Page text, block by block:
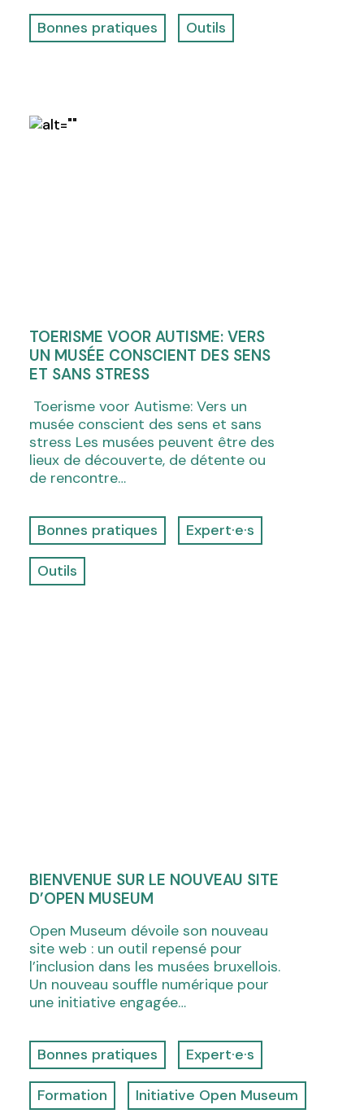
Bonnes pratiques Outils
TOERISME VOOR AUTISME: VERS
UN MUSÉE CONSCIENT DES SENS
ET SANS STRESS
Toerisme voor Autisme: Vers un
musée conscient des sens et sans
stress Les musées peuvent être des
lieux de découverte, de détente ou
de rencontre…
Bonnes pratiques Expert·e·s
Outils
BIENVENUE SUR LE NOUVEAU SITE
D’OPEN MUSEUM
Open Museum dévoile son nouveau
site web : un outil repensé pour
l’inclusion dans les musées bruxellois.
Un nouveau souffle numérique pour
une initiative engagée…
Bonnes pratiques Expert·e·s
Formation Initiative Open Museum